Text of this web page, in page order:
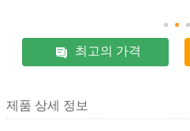
최고의 가격
제품 상세 정보